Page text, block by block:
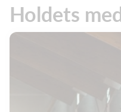
Holdets